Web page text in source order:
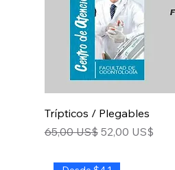
Trípticos / Plegables
Precio
65,00 US$ Precio de oferta
52,00 US$